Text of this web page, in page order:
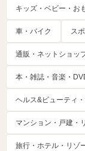
キッズ・ベビー・お
車・バイク ス
通販・ネットショッ
本・雑誌・音楽・
ヘルス&ビューティ
マンション・戸建・
旅行・ホテル・リゾ